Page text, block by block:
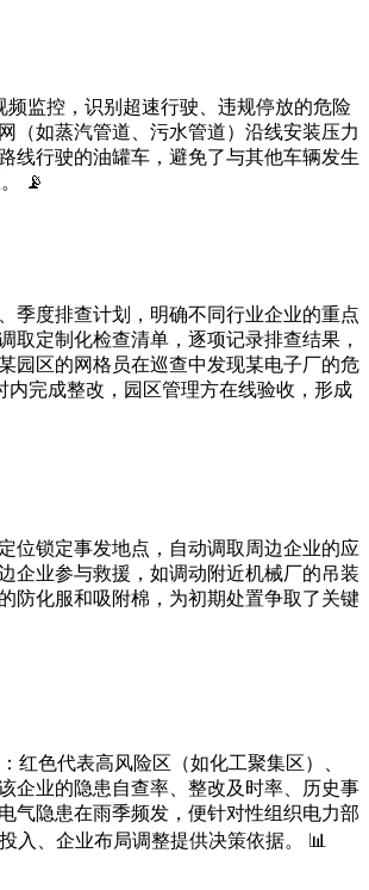
监控，识别超速行驶、违规停放的危险
（如蒸汽管道、污水管道）沿线安装压力
线行驶的油罐车，避免了与其他车辆发生
📡
季度排查计划，明确不同行业企业的重点
取定制化检查清单，逐项记录排查结果，
园区的网格员在巡查中发现某电子厂的危
内完成整改，园区管理方在线验收，形成
位锁定事发地点，自动调取周边企业的应
企业参与救援，如调动附近机械厂的吊装
防化服和吸附棉，为初期处置争取了关键
红色代表高风险区（如化工聚集区）、
企业的隐患自查率、整改及时率、历史事
气隐患在雨季频发，便针对性组织电力部
入、企业布局调整提供决策依据。 📊